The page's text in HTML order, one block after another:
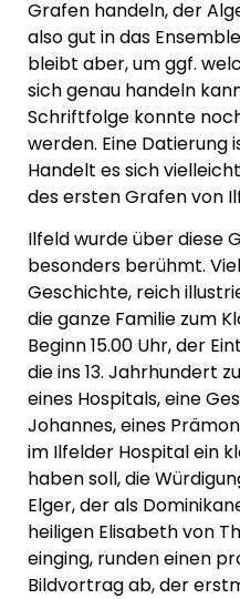
Grafen handeln, der
also gut in das
bleibt aber, um ggf.
sich genau handeln
Schriftfolge konnte
werden. Eine Datierung
Handelt es sich
des ersten Grafen von
Ilfeld wurde über diese
besonders berühmt.
Geschichte, reich
die ganze Familie zum
Beginn 15.00 Uhr, der
die ins 13. Jahrhundert
eines Hospitals, eine
Johannes, eines
im Ilfelder Hospital ein
haben soll, die
Elger, der als
heiligen Elisabeth von
einging, runden einen
Bildvortrag ab, der